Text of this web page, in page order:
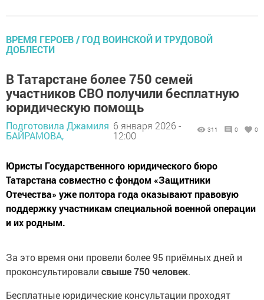
ВРЕМЯ ГЕРОЕВ / ГОД ВОИНСКОЙ И ТРУДОВОЙ
ДОБЛЕСТИ
В Татарстане более 750 семей
участников СВО получили бесплатную
юридическую помощь
Подготовила Джамиля
БАЙРАМОВА,
6 января 2026 -
12:00
311 0 0
Юристы Государственного юридического бюро
Татарстана совместно с фондом «Защитники
Отечества» уже полтора года оказывают правовую
поддержку участникам специальной военной операции
и их родным.
За это время они провели более 95 приёмных дней и
проконсультировали свыше 750 человек.
Бесплатные юридические консультации проходят